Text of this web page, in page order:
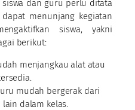
siswa dan guru perlu ditata
menunjang kegiatan
siswa, yakni
berikut:
menjangkau alat atau
mudah bergerak dari
dalam kelas.